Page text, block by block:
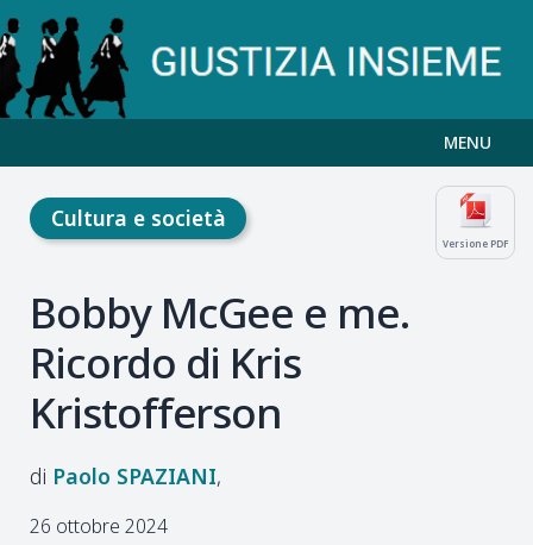
MENU
Versione PDF
Cultura e società
Bobby McGee e me.
Ricordo di Kris
Kristofferson
Paolo SPAZIANI
26 ottobre 2024